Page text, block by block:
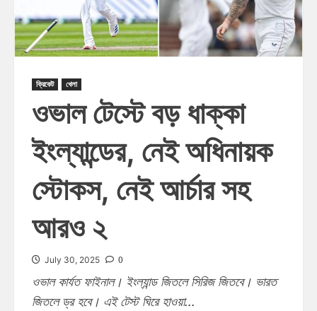
ক্রিকেট খেলা
ওভাল টেস্টে বড় ধাক্কা
ইংল্যান্ডের, নেই অধিনায়ক
স্টোকস, নেই আর্চার সহ
আরও ২
July 30, 2025 0
ওভাল কার্যত ফাইনাল। ইংল্যান্ড জিতলে সিরিজ জিতবে। ভারত
জিতলে ড্র হবে। এই টেস্ট ঘিরে হাওয়া...